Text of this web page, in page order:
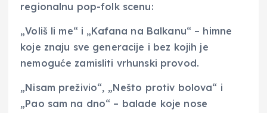
regionalnu pop-folk scenu:
„Voliš li me“ i „Kafana na Balkanu“ – himne
koje znaju sve generacije i bez kojih je
nemoguće zamisliti vrhunski provod.
„Nisam preživio“, „Nešto protiv bolova“ i
„Pao sam na dno“ – balade koje nose